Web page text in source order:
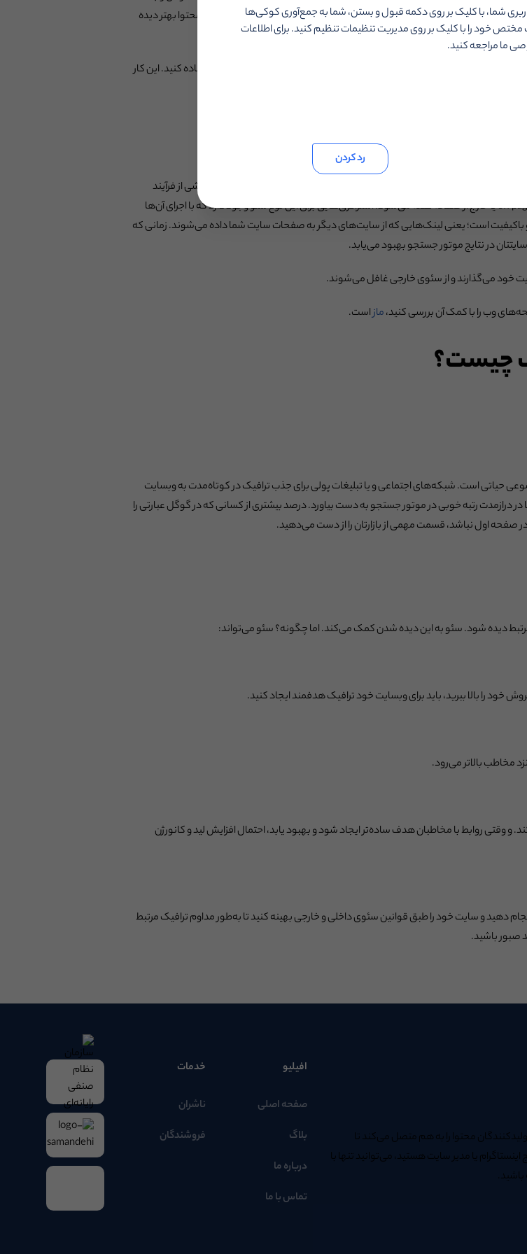
از نوشته را بخواند. پس از تصاویر بهینه‌سازی‌شده برای سئو استفاده کنید تا محتوا بهتر دیده
وقتی تصویری را در یک سیستم مدیریت محتوا آپلود می‌کنید، حتما قسمتی به نام alt یا متن جایگزین را دیده‌اید. کلمه کلیدی مورد هدف خود را در آنجا هم استفاده کنید. این کار
این به رتبه‌بندی صفحه شما کمک می‌کند.
چیست؟
پیج یا داخلی هستند. کارهایی که درون سایت برای بهبود آن انجام می‌دهید، بخشی از فرآیند
سئوست؛ اما سئو یک بخش خارجی نیز دارد که مهم است و به آن سئوی off page یا خارج از صفحه گفته می‌شود. استراتژی‌هایی برای این نوع سئو وجود دارد که با اجرای آن‌ها
باکیفیت است؛ یعنی لینک‌هایی که از سایت‌های دیگر به صفحات سایت شما داده می‌شوند. زمانی که
در نتایج موتور جستجو بهبود می‌یابد.
سایت خود می‌گذارند و از سئوی خارجی غافل می‌شوند.
وب را با کمک آن بررسی کنید،مازاست.
چیست؟
حیاتی است. شبکه‌های اجتماعی و یا تبلیغات پولی برای جذب ترافیک در کوتاه‌مدت به وبسایت
رتبه خوبی در موتور جستجو به دست بیاورد. درصد بیشتری از کسانی که در گوگل عبارتی را
صفحه اول نباشد، قسمت مهمی از بازارتان را از دست می‌دهید.
دیده شود. سئو به این دیده شدن کمک می‌کند. اما چگونه؟ سئو می‌تواند:
را بالا ببرید، باید برای وبسایت خود ترافیک هدفمند ایجاد کنید.
مخاطب بالاتر می‌رود.
وقتی روابط با مخاطبان هدف ساده‌تر ایجاد شود و بهبود یابد، احتمال افزایش لید و کانورژن
دهید و سایت خود را طبق قوانین سئوی داخلی و خارجی بهینه کنید تا به‌طور مداوم ترافیک مرتبط
صبور باشید.
محتوا را به هم متصل می‌کند تا
اینستاگرام یا مدیر سایت هستید، می‌توانید تنها با
افیلیو
صفحه اصلی
بلاگ
درباره ما
تماس با ما
خدمات
ناشران
فروشندگان
شما، با کلیک بر روی دکمه قبول و بستن، شما به جمع‌آوری کوکی‌ها
خود را با کلیک بر روی مدیریت تنظیمات تنظیم کنید. برای اطلاعات
ما مراجعه کنید.
رد کردن